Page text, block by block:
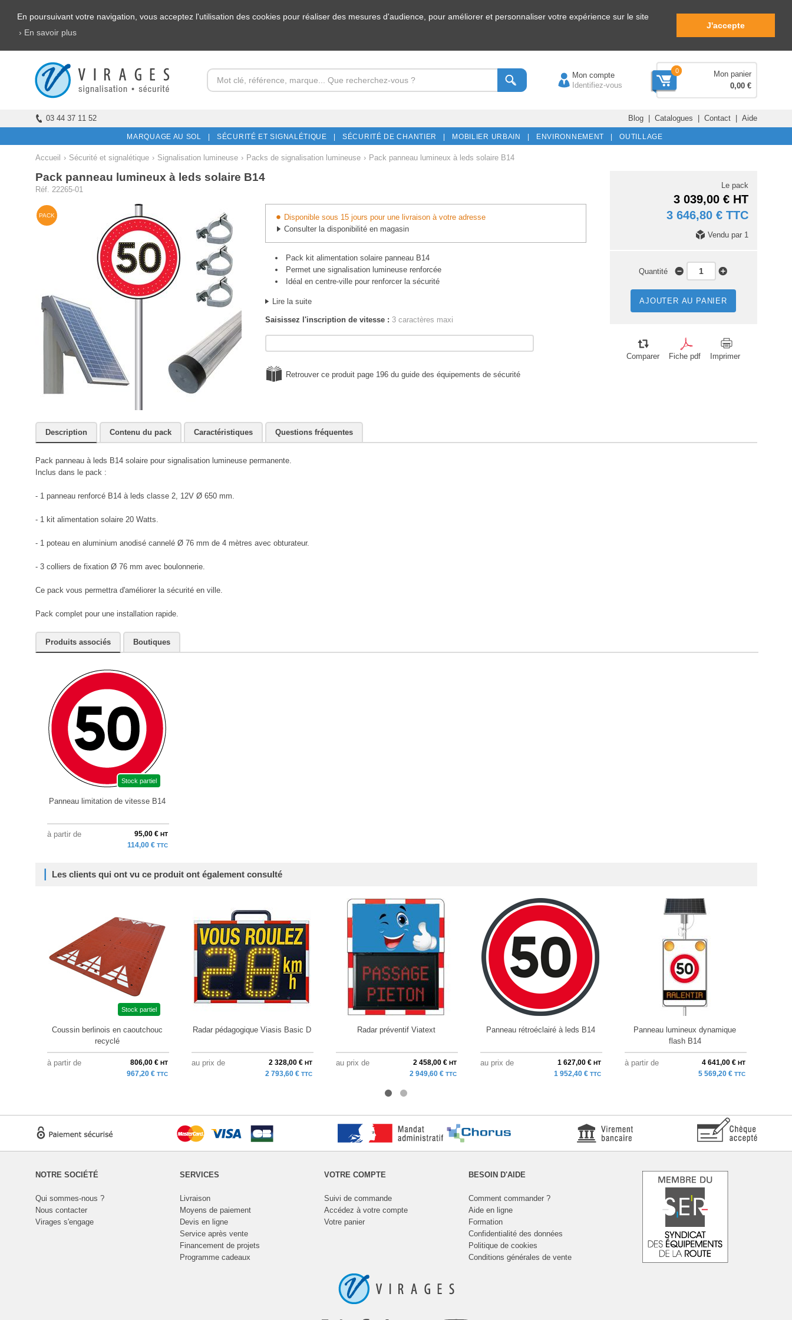
En poursuivant votre navigation, vous acceptez l'utilisation des cookies pour réaliser des mesures d'audience, pour améliorer et personnaliser votre expérience sur le site
› En savoir plus
J'accepte
Mon compte
Identifiez-vous
0
Mon panier
0,00 €
03 44 37 11 52 Blog| Catalogues | Contact| Aide
MARQUAGE AU SOL | SÉCURITÉ ET SIGNALÉTIQUE | SÉCURITÉ DE CHANTIER | MOBILIER URBAIN | ENVIRONNEMENT | OUTILLAGE
Accueil › Sécurité et signalétique › Signalisation lumineuse › Packs de signalisation lumineuse › Pack panneau lumineux à leds solaire B14
Pack panneau lumineux à leds solaire B14
Réf. 22265-01
PACK
Disponible sous 15 jours pour une livraison à votre adresse
Consulter la disponibilité en magasin
Pack kit alimentation solaire panneau B14
Permet une signalisation lumineuse renforcée
Idéal en centre-ville pour renforcer la sécurité
Lire la suite
Saisissez l'inscription de vitesse : 3 caractères maxi
Retrouver ce produit page 196 du guide des équipements de sécurité
Le pack
3 039,00 € HT
3 646,80 € TTC
Vendu par 1
Quantité
AJOUTER AU PANIER
Comparer Fiche pdf Imprimer
Description Contenu du pack Caractéristiques Questions fréquentes
Pack panneau à leds B14 solaire pour signalisation lumineuse permanente.
Inclus dans le pack :
- 1 panneau renforcé B14 à leds classe 2, 12V Ø 650 mm.
- 1 kit alimentation solaire 20 Watts.
- 1 poteau en aluminium anodisé cannelé Ø 76 mm de 4 mètres avec obturateur.
- 3 colliers de fixation Ø 76 mm avec boulonnerie.
Ce pack vous permettra d'améliorer la sécurité en ville.
Pack complet pour une installation rapide.
Produits associés Boutiques
Stock partiel
Panneau limitation de vitesse B14
à partir de 95,00 € HT
114,00 € TTC
Les clients qui ont vu ce produit ont également consulté
Stock partiel
Coussin berlinois en caoutchouc
recyclé
à partir de 806,00 € HT
967,20 € TTC
Radar pédagogique Viasis Basic D
au prix de 2 328,00 € HT
2 793,60 € TTC
Radar préventif Viatext
au prix de 2 458,00 € HT
2 949,60 € TTC
Panneau rétroéclairé à leds B14
au prix de 1 627,00 € HT
1 952,40 € TTC
Panneau lumineux dynamique
flash B14
à partir de 4 641,00 € HT
5 569,20 € TTC
NOTRE SOCIÉTÉ
Qui sommes-nous ?
Nous contacter
Virages s'engage
SERVICES
Livraison
Moyens de paiement
Devis en ligne
Service après vente
Financement de projets
Programme cadeaux
VOTRE COMPTE
Suivi de commande
Accédez à votre compte
Votre panier
BESOIN D'AIDE
Comment commander ?
Aide en ligne
Formation
Confidentialité des données
Politique de cookies
Conditions générales de vente